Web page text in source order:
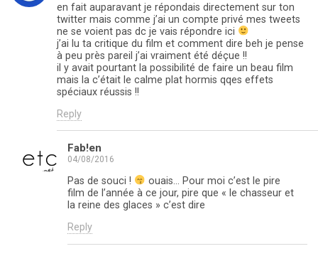
en fait auparavant je répondais directement sur ton
twitter mais comme j’ai un compte privé mes tweets
ne se voient pas dc je vais répondre ici
j’ai lu ta critique du film et comment dire beh je pense
à peu près pareil j’ai vraiment été déçue !!
il y avait pourtant la possibilité de faire un beau film
mais la c’était le calme plat hormis qqes effets
spéciaux réussis !!
Reply
Fab!en
04/08/2016
Pas de souci !
ouais… Pour moi c’est le pire
film de l’année à ce jour, pire que « le chasseur et
la reine des glaces » c’est dire
Reply